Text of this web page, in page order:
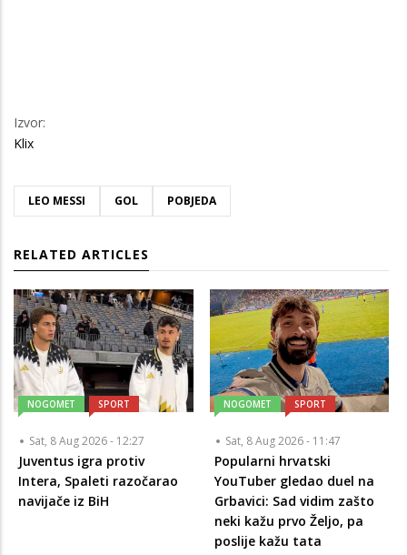
Izvor:
Klix
LEO MESSI GOL POBJEDA
RELATED ARTICLES
NOGOMET SPORT
Sat, 8 Aug 2026 - 12:27
Juventus igra protiv
Intera, Spaleti razočarao
navijače iz BiH
NOGOMET SPORT
Sat, 8 Aug 2026 - 11:47
Popularni hrvatski
YouTuber gledao duel na
Grbavici: Sad vidim zašto
neki kažu prvo Željo, pa
poslije kažu tata